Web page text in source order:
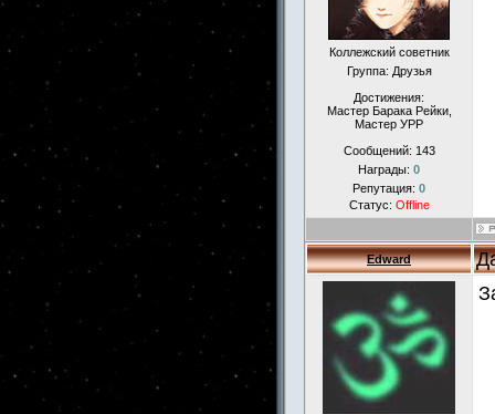
Коллежский советник
Группа: Друзья
Достижения:
Мастер Барака Рейки,
Мастер УРР
Сообщений: 143
Награды: 0
Репутация: 0
Статус: Offline
Edward